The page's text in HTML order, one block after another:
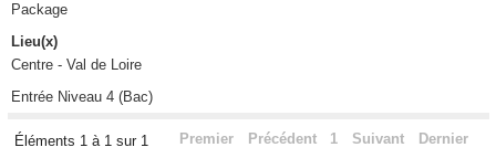
Package
Lieu(x)
Centre - Val de Loire
Entrée Niveau 4 (Bac)
Éléments 1 à 1 sur 1 Premier Précédent 1 Suivant Dernier